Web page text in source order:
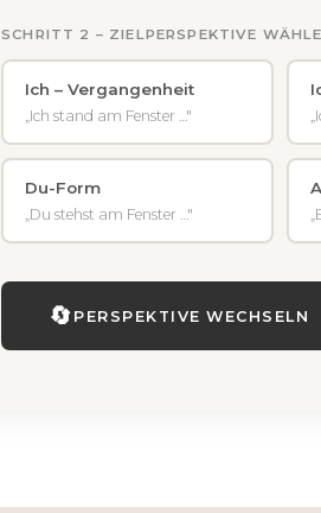
SCHRITT 2 – ZIELPERSPEKTIVE
Ich – Vergangenheit
„Ich stand am Fenster …"
Du-Form
„Du stehst am Fenster …"
🔄 PERSPEKTIVE WECHSELN